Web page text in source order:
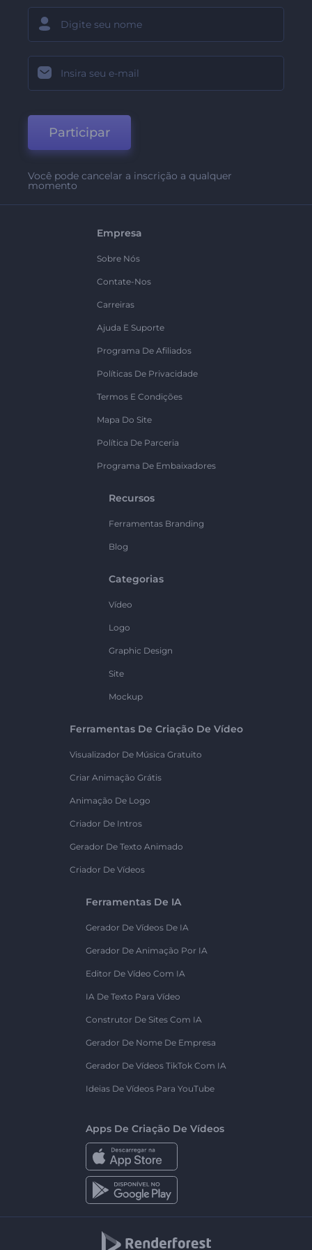
Participar
Você pode cancelar a inscrição a qualquer
momento
Empresa
Sobre Nós
Contate-Nos
Carreiras
Ajuda E Suporte
Programa De Afiliados
Políticas De Privacidade
Termos E Condições
Mapa Do Site
Política De Parceria
Programa De Embaixadores
Recursos
Ferramentas Branding
Blog
Categorias
Vídeo
Logo
Graphic Design
Site
Mockup
Ferramentas De Criação De Vídeo
Visualizador De Música Gratuito
Criar Animação Grátis
Animação De Logo
Criador De Intros
Gerador De Texto Animado
Criador De Vídeos
Ferramentas De IA
Gerador De Vídeos De IA
Gerador De Animação Por IA
Editor De Vídeo Com IA
IA De Texto Para Vídeo
Construtor De Sites Com IA
Gerador De Nome De Empresa
Gerador De Vídeos TikTok Com IA
Ideias De Vídeos Para YouTube
Apps De Criação De Vídeos